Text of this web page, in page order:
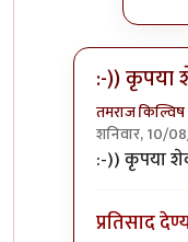
:-)) कृपया
तमराज किल्विष
शनिवार, 10/
In reply to
:-)) कृपया
प्रतिसाद